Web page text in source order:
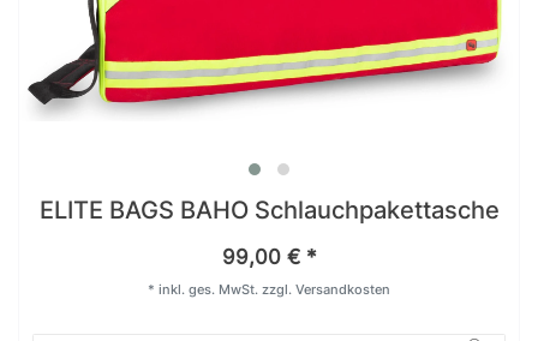
ELITE BAGS BAHO Schlauchpakettasche
99,00 € *
* inkl. ges. MwSt. zzgl. Versandkosten